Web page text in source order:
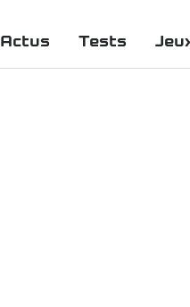
Actus Tests